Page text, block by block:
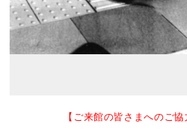
【ご来館の皆さまへのご協